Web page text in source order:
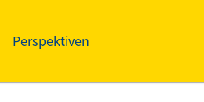
Perspektiven